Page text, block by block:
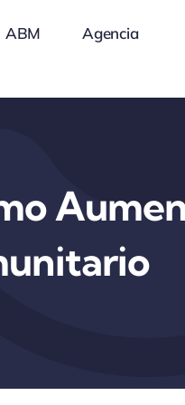
ABM
Agencia